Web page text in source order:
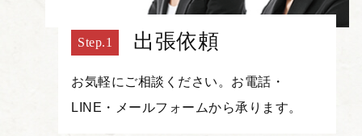
出張依頼
お気軽にご相談ください。お電話・
LINE・メールフォームから承ります。